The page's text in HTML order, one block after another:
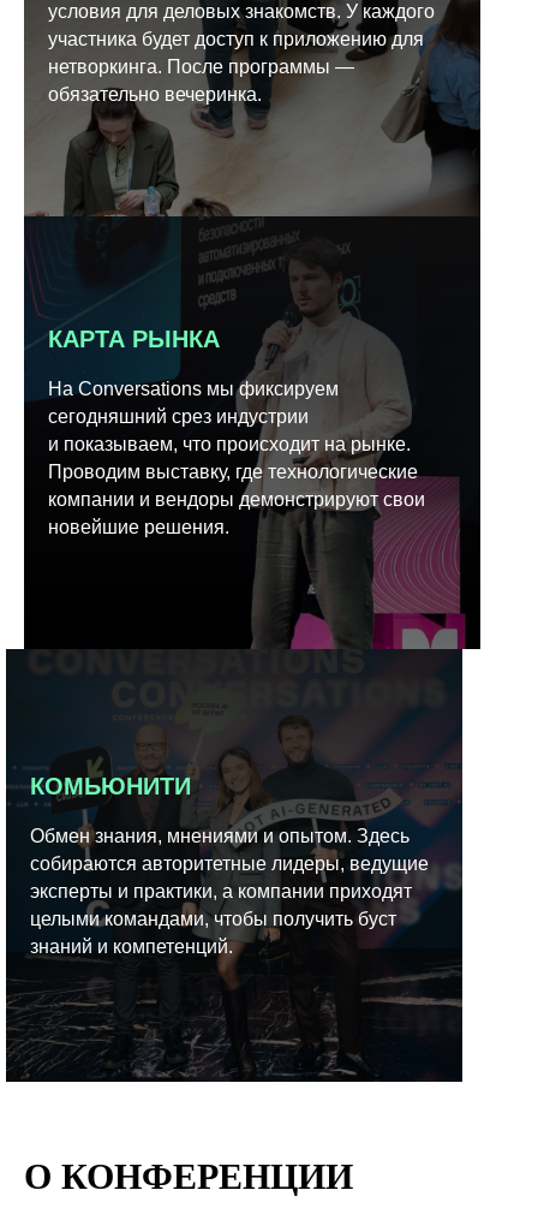
условия для деловых знакомств. У каждого
участника будет доступ к приложению для
нетворкинга. После программы —
обязательно вечеринка.
КАРТА РЫНКА
На Conversations мы фиксируем
сегодняшний срез индустрии
и показываем, что происходит на рынке.
Проводим выставку, где технологические
компании и вендоры демонстрируют свои
новейшие решения.
КОМЬЮНИТИ
Обмен знания, мнениями и опытом. Здесь
собираются авторитетные лидеры, ведущие
эксперты и практики, а компании приходят
целыми командами, чтобы получить буст
знаний и компетенций.
О КОНФЕРЕНЦИИ
КУПИТЬ ЗАПИСИ